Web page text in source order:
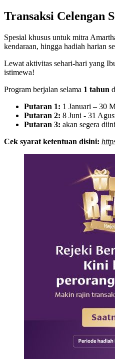
Transaksi Celengan
Spesial khusus untuk mitra
kendaraan, hingga hadiah harian
Lewat aktivitas sehari-hari yang
istimewa!
Program berjalan selama 1 tahun
Putaran 1: 1 Januari – 30
Putaran 2: 8 Juni - 31
Putaran 3: akan segera
Cek syarat ketentuan disini: